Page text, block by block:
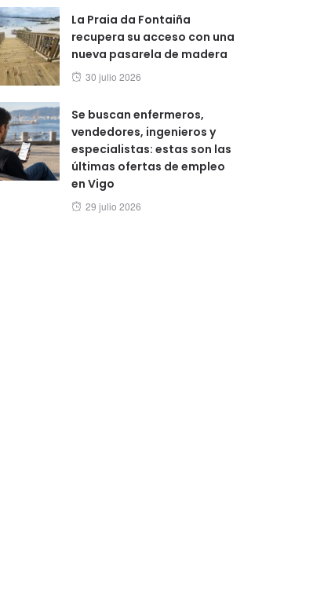
La Praia da Fontaiña
recupera su acceso con una
nueva pasarela de madera
Posted
30 julio 2026
Se buscan enfermeros,
vendedores, ingenieros y
especialistas: estas son las
últimas ofertas de empleo
en Vigo
Posted
29 julio 2026